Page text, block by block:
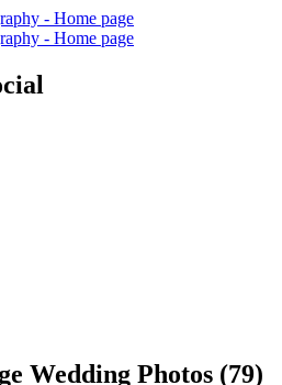
Wedding Photos (79)